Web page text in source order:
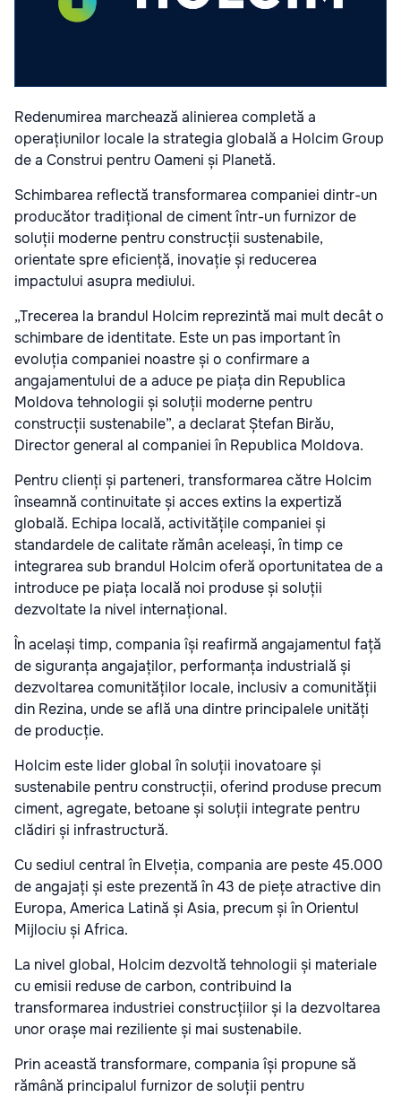
Redenumirea marchează alinierea completă a
operațiunilor locale la strategia globală a Holcim Group
de a Construi pentru Oameni și Planetă.
Schimbarea reflectă transformarea companiei dintr-un
producător tradițional de ciment într-un furnizor de
soluții moderne pentru construcții sustenabile,
orientate spre eficiență, inovație și reducerea
impactului asupra mediului.
„Trecerea la brandul Holcim reprezintă mai mult decât o
schimbare de identitate. Este un pas important în
evoluția companiei noastre și o confirmare a
angajamentului de a aduce pe piața din Republica
Moldova tehnologii și soluții moderne pentru
construcții sustenabile”, a declarat Ștefan Birău,
Director general al companiei în Republica Moldova.
Pentru clienți și parteneri, transformarea către Holcim
înseamnă continuitate și acces extins la expertiză
globală. Echipa locală, activitățile companiei și
standardele de calitate rămân aceleași, în timp ce
integrarea sub brandul Holcim oferă oportunitatea de a
introduce pe piața locală noi produse și soluții
dezvoltate la nivel internațional.
În același timp, compania își reafirmă angajamentul față
de siguranța angajaților, performanța industrială și
dezvoltarea comunităților locale, inclusiv a comunității
din Rezina, unde se află una dintre principalele unități
de producție.
Holcim este lider global în soluții inovatoare și
sustenabile pentru construcții, oferind produse precum
ciment, agregate, betoane și soluții integrate pentru
clădiri și infrastructură.
Cu sediul central în Elveția, compania are peste 45.000
de angajați și este prezentă în 43 de piețe atractive din
Europa, America Latină și Asia, precum și în Orientul
Mijlociu și Africa.
La nivel global, Holcim dezvoltă tehnologii și materiale
cu emisii reduse de carbon, contribuind la
transformarea industriei construcțiilor și la dezvoltarea
unor orașe mai reziliente și mai sustenabile.
Prin această transformare, compania își propune să
rămână principalul furnizor de soluții pentru